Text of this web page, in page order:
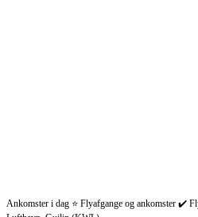
Ankomster i dag ⭐ Flyafgange og ankomster ✔️